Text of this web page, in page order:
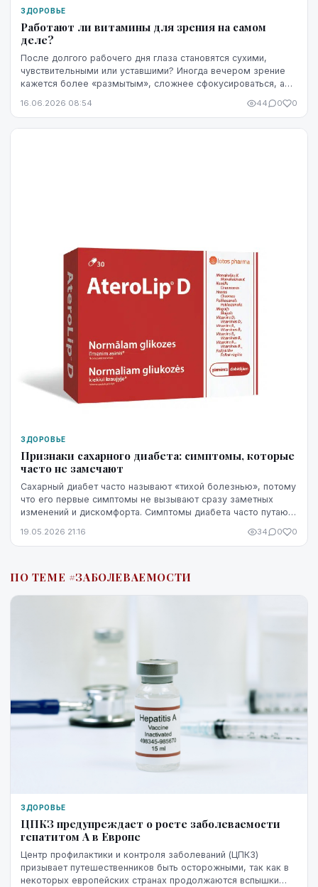
ЗДОРОВЬЕ
Работают ли витамины для зрения на самом
деле?
После долгого рабочего дня глаза становятся сухими,
чувствительными или уставшими? Иногда вечером зрение
кажется более «размытым», сложнее сфокусироваться, а
16.06.2026 08:54 44 0 0
ЗДОРОВЬЕ
Признаки сахарного диабета: симптомы, которые
часто не замечают
Сахарный диабет часто называют «тихой болезнью», потому
что его первые симптомы не вызывают сразу заметных
изменений и дискомфорта. Симптомы диабета часто путают
19.05.2026 21:16 34 0 0
ПО ТЕМЕ #ЗАБОЛЕВАЕМОСТИ
ЗДОРОВЬЕ
ЦПКЗ предупреждает о росте заболеваемости
гепатитом А в Европе
Центр профилактики и контроля заболеваний (ЦПКЗ)
призывает путешественников быть осторожными, так как в
некоторых европейских странах продолжаются вспышки